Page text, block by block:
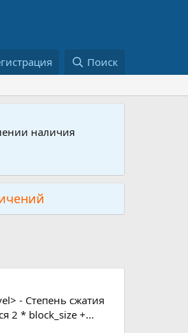
Поиск
наличия
- Степень сжатия
2 * block_size +...